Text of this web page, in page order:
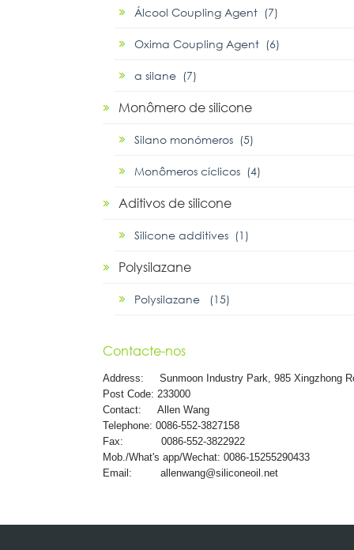
Álcool Coupling Agent (7)
Oxima Coupling Agent (6)
α silane (7)
Monômero de silicone
Silano monómeros (5)
Monômeros cíclicos (4)
Aditivos de silicone
Silicone additives (1)
Polysilazane
Polysilazane (15)
Contacte-nos
Address: Sunmoon Industry Park, 985 Xingzhong
Post Code: 233000
Contact: Allen Wang
Telephone: 0086-552-3827158
Fax: 0086-552-3822922
Mob./What's app/Wechat: 0086-15255290433
Email: allenwang@siliconeoil.net